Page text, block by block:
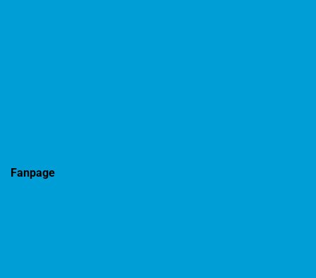
Fanpage